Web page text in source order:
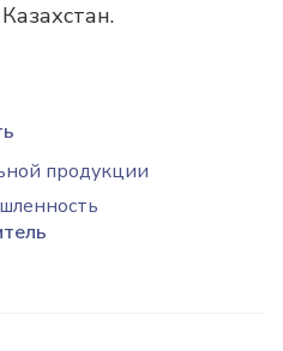
продукции